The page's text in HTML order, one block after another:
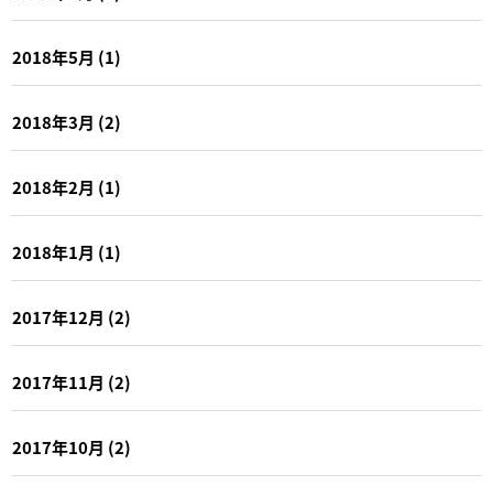
2018年5月 (1)
2018年3月 (2)
2018年2月 (1)
2018年1月 (1)
2017年12月 (2)
2017年11月 (2)
2017年10月 (2)